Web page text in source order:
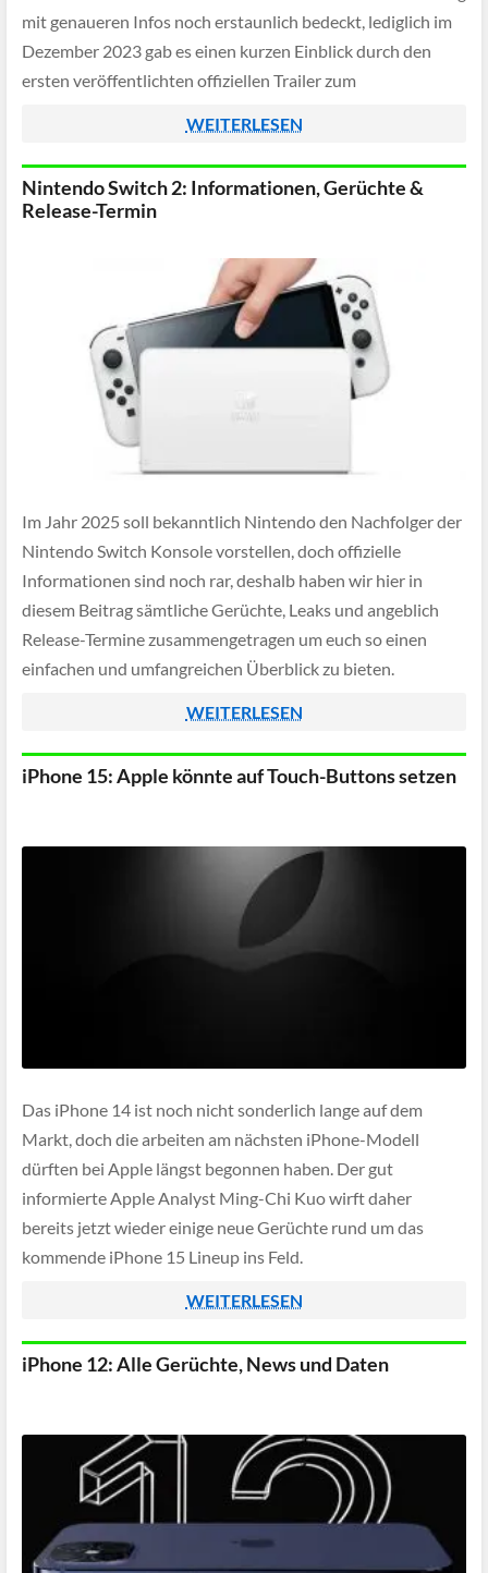
mit genaueren Infos noch erstaunlich bedeckt, lediglich im
Dezember 2023 gab es einen kurzen Einblick durch den
ersten veröffentlichten offiziellen Trailer zum
WEITERLESEN
Nintendo Switch 2: Informationen, Gerüchte &
Release-Termin
Im Jahr 2025 soll bekanntlich Nintendo den Nachfolger der
Nintendo Switch Konsole vorstellen, doch offizielle
Informationen sind noch rar, deshalb haben wir hier in
diesem Beitrag sämtliche Gerüchte, Leaks und angeblich
Release-Termine zusammengetragen um euch so einen
einfachen und umfangreichen Überblick zu bieten.
Spezifikationen ein und setzen die […]
WEITERLESEN
iPhone 15: Apple könnte auf Touch-Buttons setzen
Das iPhone 14 ist noch nicht sonderlich lange auf dem
Markt, doch die arbeiten am nächsten iPhone-Modell
dürften bei Apple längst begonnen haben. Der gut
informierte Apple Analyst Ming-Chi Kuo wirft daher
bereits jetzt wieder einige neue Gerüchte rund um das
kommende iPhone 15 Lineup ins Feld.
WEITERLESEN
iPhone 12: Alle Gerüchte, News und Daten